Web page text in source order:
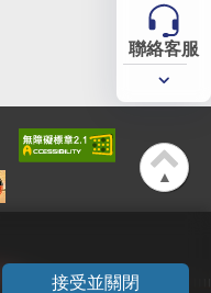
聯絡客服
常用
▲
接受並關閉